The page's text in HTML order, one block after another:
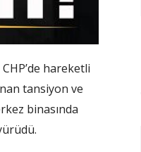
hareketli
tansiyon ve
binasında